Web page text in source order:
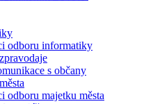
odboru informatiky
s občany
odboru majetku města